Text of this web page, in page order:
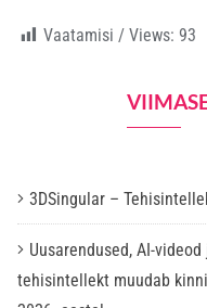
Vaatamisi / Views: 93
3DSingular –
Uusarendused, AI-
tehisintellekt muudab